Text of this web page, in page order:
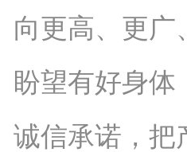
向更高、更广
盼望有好身
诚信承诺，把